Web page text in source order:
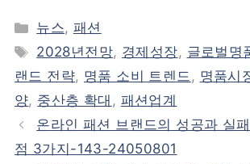
카
테
리
뉴스, 패션
태
그
2028년전망, 경제성장, 글로벌명
랜드 전략, 명품 소비 트렌드, 명품시
양, 중산층 확대 , 패션업계
온라인 패션 브랜드의 성공과 실
점 3가지-143-24050801